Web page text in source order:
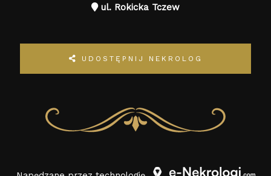
ul. Rokicka Tczew
UDOSTĘPNIJ NEKROLOG